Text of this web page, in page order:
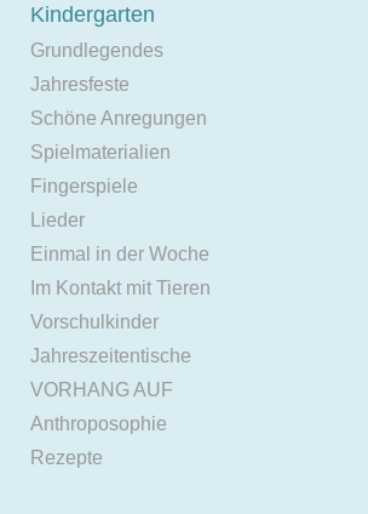
Kindergarten
Grundlegendes
Jahresfeste
Schöne Anregungen
Spielmaterialien
Fingerspiele
Lieder
Einmal in der Woche
Im Kontakt mit Tieren
Vorschulkinder
Jahreszeitentische
VORHANG AUF
Anthroposophie
Rezepte